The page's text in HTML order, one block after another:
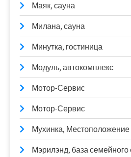
Маяк, сауна
Милана, сауна
Минутка, гостиница
Модуль, автокомплекс
Мотор-Сервис
Мотор-Сервис
Мухинка, Местоположение
Мэрилэнд, база семейного